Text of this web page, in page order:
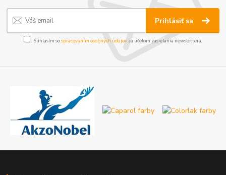
Prihlásiť sa
Súhlasím sospracovaním osobných údajov za účelom zasielania newslettera.